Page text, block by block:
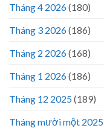
Tháng 4 2026(180)
Tháng 3 2026(186)
Tháng 2 2026(168)
Tháng 1 2026(186)
Tháng 12 2025(189)
Tháng mười một 2025